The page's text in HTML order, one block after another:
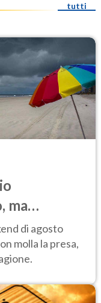
tutti
ma
Le
di agosto
molla la presa,